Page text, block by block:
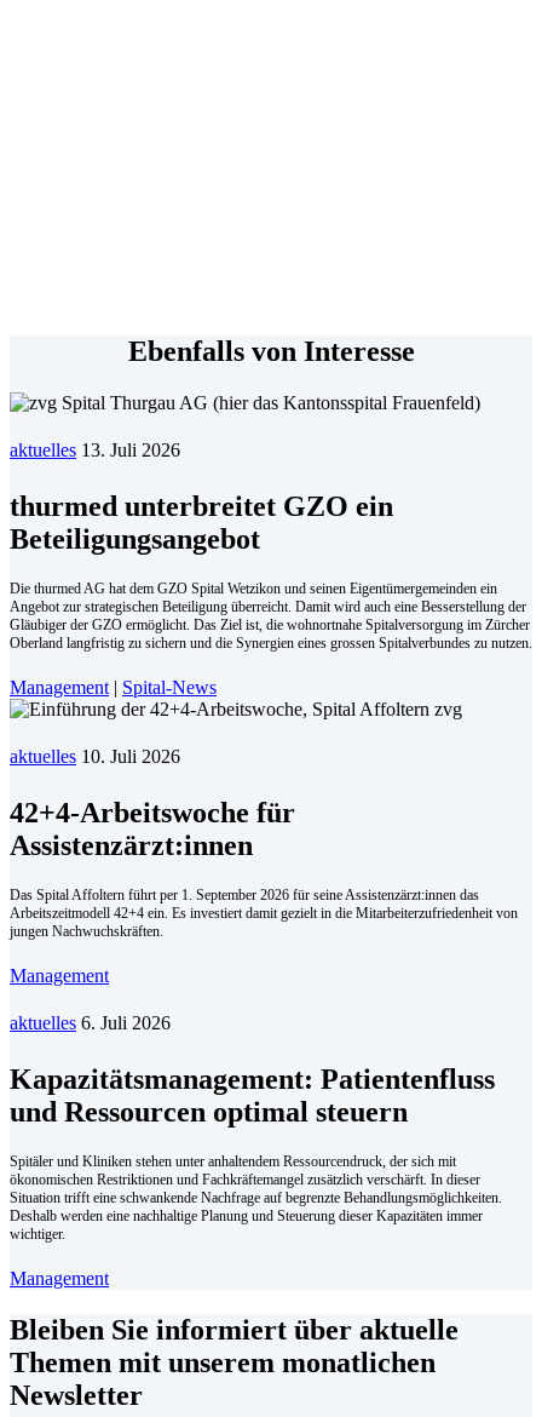
Ebenfalls von Interesse
aktuelles 13. Juli 2026
thurmed unterbreitet GZO ein
Beteiligungsangebot
Die thurmed AG hat dem GZO Spital Wetzikon und seinen Eigentümergemeinden ein
Angebot zur strategischen Beteiligung überreicht. Damit wird auch eine Besserstellung der
Gläubiger der GZO ermöglicht. Das Ziel ist, die wohnortnahe Spitalversorgung im Zürcher
Oberland langfristig zu sichern und die Synergien eines grossen Spitalverbundes zu nutzen.
Management | Spital-News
aktuelles 10. Juli 2026
42+4-Arbeitswoche für
Assistenzärzt:innen
Das Spital Affoltern führt per 1. September 2026 für seine Assistenzärzt:innen das
Arbeitszeitmodell 42+4 ein. Es investiert damit gezielt in die Mitarbeiterzufriedenheit von
jungen Nachwuchskräften.
Management
aktuelles 6. Juli 2026
Kapazitätsmanagement: Patientenfluss
und Ressourcen optimal steuern
Spitäler und Kliniken stehen unter anhaltendem Ressourcendruck, der sich mit
ökonomischen Restriktionen und Fachkräftemangel zusätzlich verschärft. In dieser
Situation trifft eine schwankende Nachfrage auf begrenzte Behandlungsmöglichkeiten.
Deshalb werden eine nachhaltige Planung und Steuerung dieser Kapazitäten immer
wichtiger.
Management
Bleiben Sie informiert über aktuelle
Themen mit unserem monatlichen
Newsletter